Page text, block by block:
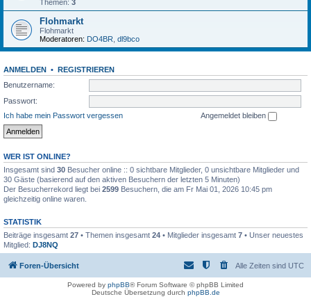
Themen: 3
Flohmarkt
Flohmarkt
Moderatoren: DO4BR dl9bco
ANMELDEN • REGISTRIEREN
Benutzername:
Passwort:
Ich habe mein Passwort vergessen
Angemeldet bleiben
WER IST ONLINE?
Insgesamt sind 30 Besucher online :: 0 sichtbare Mitglieder, 0 unsichtbare Mitglieder und
30 Gäste (basierend auf den aktiven Besuchern der letzten 5 Minuten)
Der Besucherrekord liegt bei 2599 Besuchern, die am Fr Mai 01, 2026 10:45 pm
gleichzeitig online waren.
STATISTIK
Beiträge insgesamt 27 • Themen insgesamt 24 • Mitglieder insgesamt 7 • Unser neuestes
Mitglied: DJ8NQ
Foren-Übersicht Alle Zeiten sind UTC
Powered by phpBB® Forum Software © phpBB Limited
Deutsche Übersetzung durch phpBB.de